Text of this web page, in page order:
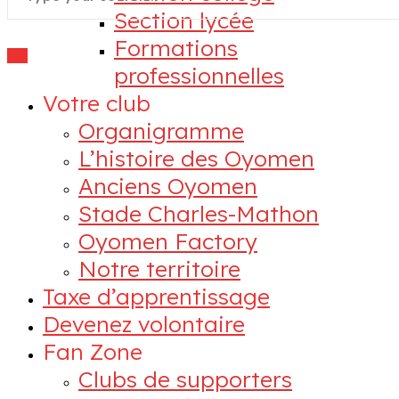
Section lycée
Formations
professionnelles
Votre club
Organigramme
L’histoire des Oyomen
Anciens Oyomen
Stade Charles-Mathon
Oyomen Factory
Notre territoire
Taxe d’apprentissage
Devenez volontaire
Fan Zone
Clubs de supporters